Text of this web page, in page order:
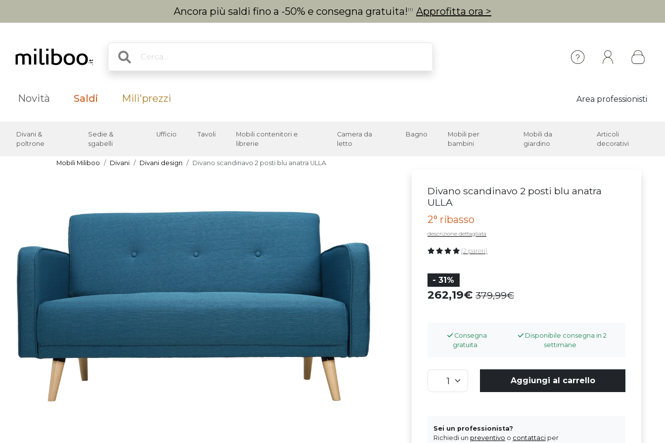
Ancora più saldi fino a -50% e consegna gratuita! (1) Approfitta ora >
Novità Saldi Mili'prezzi Area professionisti
Divani &
poltrone
Sedie &
sgabelli
Ufficio Tavoli
Mobili contenitori e
librerie
Camera da
letto
Bagno
Mobili per
bambini
Mobili da
giardino
Articoli
decorativi
Mobili Miliboo Divani Divani design Divano scandinavo 2 posti blu anatra ULLA
Divano scandinavo 2 posti blu anatra
ULLA
2° ribasso
descrizione dettagliata
(2 pareri)
- 31%
262,19 379,99
Consegna
gratuita
Disponibile consegna in 2
settimane
Aggiungi al carrello
Sei un professionista?
Richiedi un preventivo o contattaci per